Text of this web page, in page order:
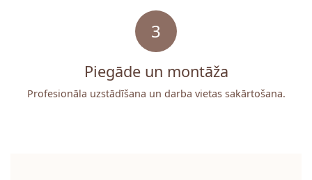
3
Piegāde un montāža
Profesionāla uzstādīšana un darba vietas sakārtošana.